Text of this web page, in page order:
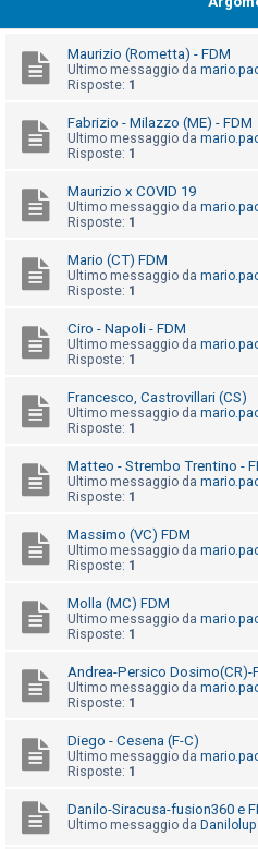
e
n
z
i
s
o
t
a
A
g
o
m
e
t
i
i
v
Maurizio (Rometta) - FDM
Ultimo messaggio da
Risposte: 1
Fabrizio - Milazzo (ME) - FDM
Ultimo messaggio da
Risposte: 1
Maurizio x COVID 19
Ultimo messaggio da
Risposte: 1
Mario (CT) FDM
Ultimo messaggio da
Risposte: 1
Ciro - Napoli - FDM
Ultimo messaggio da
Risposte: 1
Francesco, Castrovillari (CS)
Ultimo messaggio da
Risposte: 1
Matteo - Strembo Trentino -
Ultimo messaggio da
Risposte: 1
Massimo (VC) FDM
Ultimo messaggio da
Risposte: 1
Molla (MC) FDM
Ultimo messaggio da
Risposte: 1
Andrea-Persico Dosimo(CR)-
Ultimo messaggio da
Risposte: 1
Diego - Cesena (F-C)
Ultimo messaggio da
Risposte: 1
Danilo-Siracusa-fusion360 e
Ultimo messaggio da Danilolup